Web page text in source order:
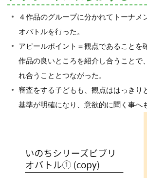
４作品のグループに分かれてトーナメ
オバトルを行った。
アピールポイント＝観点であることを
作品の良いところを紹介し合うことで
れ合うこととつながった。
審査をする子どもも、観点ははっきり
基準が明確になり、意欲的に聞く事へ